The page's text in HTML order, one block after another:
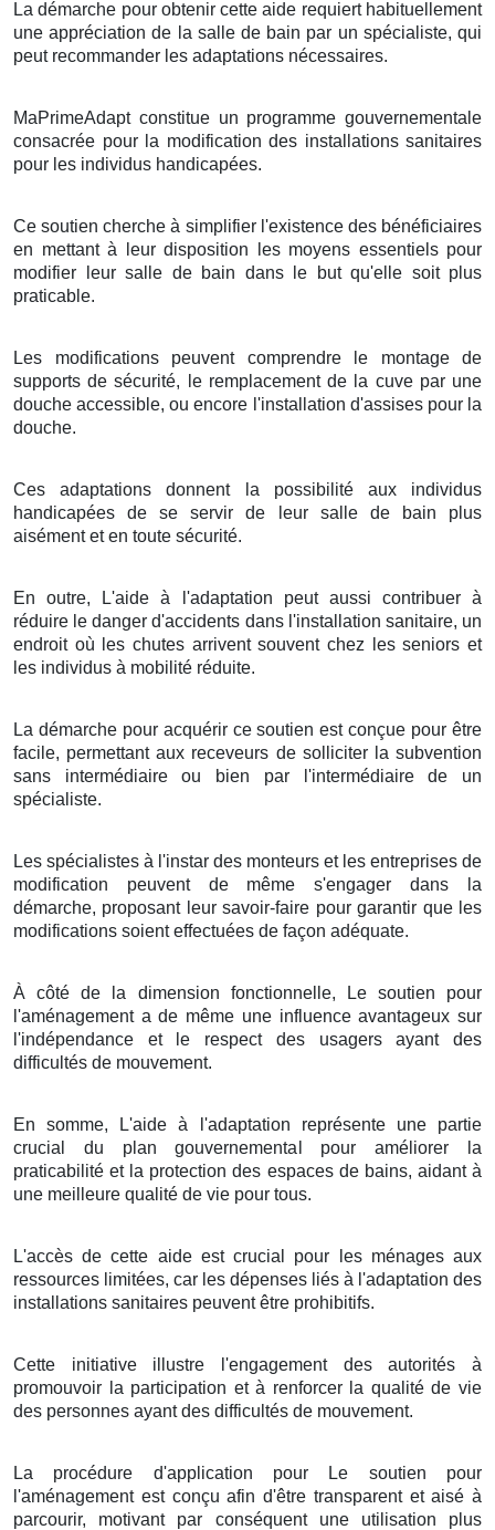
La démarche pour obtenir cette aide requiert habituellement
une appréciation de la salle de bain par un spécialiste, qui
peut recommander les adaptations nécessaires.
MaPrimeAdapt constitue un programme gouvernementale
consacrée pour la modification des installations sanitaires
pour les individus handicapées.
Ce soutien cherche à simplifier l'existence des bénéficiaires
en mettant à leur disposition les moyens essentiels pour
modifier leur salle de bain dans le but qu'elle soit plus
praticable.
Les modifications peuvent comprendre le montage de
supports de sécurité, le remplacement de la cuve par une
douche accessible, ou encore l'installation d'assises pour la
douche.
Ces adaptations donnent la possibilité aux individus
handicapées de se servir de leur salle de bain plus
aisément et en toute sécurité.
En outre, L'aide à l'adaptation peut aussi contribuer à
réduire le danger d'accidents dans l'installation sanitaire, un
endroit où les chutes arrivent souvent chez les seniors et
les individus à mobilité réduite.
La démarche pour acquérir ce soutien est conçue pour être
facile, permettant aux receveurs de solliciter la subvention
sans intermédiaire ou bien par l'intermédiaire de un
spécialiste.
Les spécialistes à l'instar des monteurs et les entreprises de
modification peuvent de même s'engager dans la
démarche, proposant leur savoir-faire pour garantir que les
modifications soient effectuées de façon adéquate.
À côté de la dimension fonctionnelle, Le soutien pour
l'aménagement a de même une influence avantageux sur
l'indépendance et le respect des usagers ayant des
difficultés de mouvement.
En somme, L'aide à l'adaptation représente une partie
crucial du plan gouvernemental pour améliorer la
praticabilité et la protection des espaces de bains, aidant à
une meilleure qualité de vie pour tous.
L'accès de cette aide est crucial pour les ménages aux
ressources limitées, car les dépenses liés à l'adaptation des
installations sanitaires peuvent être prohibitifs.
Cette initiative illustre l'engagement des autorités à
promouvoir la participation et à renforcer la qualité de vie
des personnes ayant des difficultés de mouvement.
La procédure d'application pour Le soutien pour
l'aménagement est conçu afin d'être transparent et aisé à
parcourir, motivant par conséquent une utilisation plus